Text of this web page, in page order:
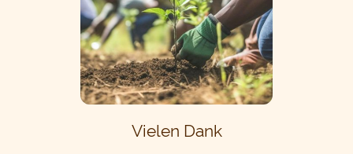
Vielen Dank